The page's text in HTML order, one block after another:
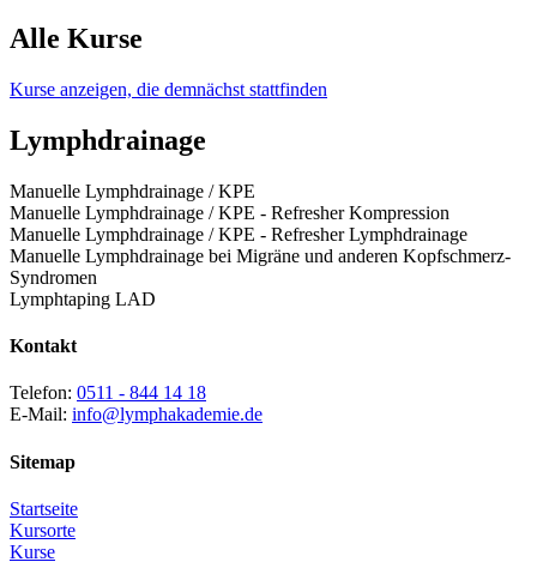
Alle Kurse
Kurse anzeigen, die demnächst stattfinden
Lymphdrainage
Manuelle Lymphdrainage / KPE
Manuelle Lymphdrainage / KPE - Refresher Kompression
Manuelle Lymphdrainage / KPE - Refresher Lymphdrainage
Manuelle Lymphdrainage bei Migräne und anderen Kopfschmerz-
Syndromen
Lymphtaping LAD
Kontakt
Telefon: 0511 - 844 14 18
E-Mail: info@lymphakademie.de
Sitemap
Startseite
Kursorte
Kurse